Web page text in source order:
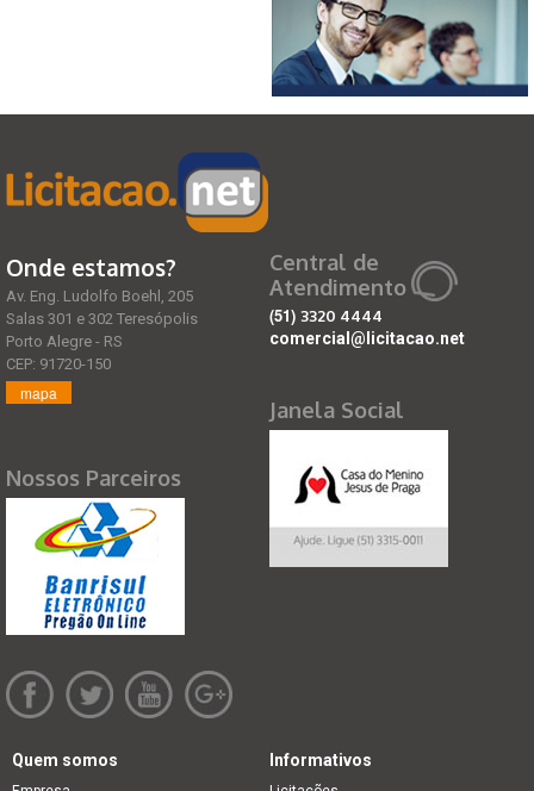
Onde estamos?
Av. Eng. Ludolfo Boehl, 205
Salas 301 e 302 Teresópolis
Porto Alegre - RS
CEP: 91720-150
mapa
Nossos Parceiros
Central de
Atendimento
(51) 3320 4444
comercial@licitacao.net
Janela Social
Quem somos Informativos